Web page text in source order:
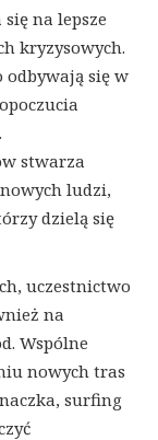
na lepsze
kryzysowych.
odbywają się w
stwarza
ludzi,
dzielą się
uczestnictwo
na
Wspólne
nowych tras
surfing